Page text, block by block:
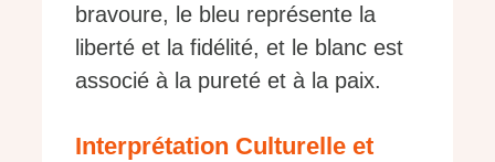
bravoure, le bleu représente la
liberté et la fidélité, et le blanc est
associé à la pureté et à la paix.
Interprétation Culturelle et